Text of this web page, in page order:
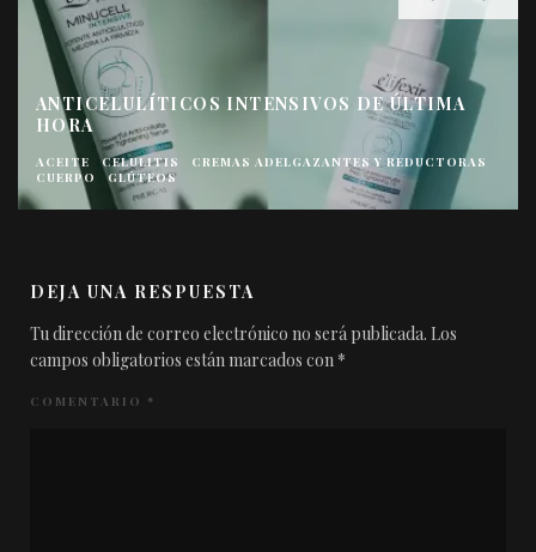
ANTICELULÍTICOS INTENSIVOS DE ÚLTIMA
HORA
ACEITE CELULITIS
CREMAS ADELGAZANTES Y REDUCTORAS
CUERPO
GLÚTEOS
DEJA UNA RESPUESTA
Tu dirección de correo electrónico no será publicada. Los
campos obligatorios están marcados con *
COMENTARIO *